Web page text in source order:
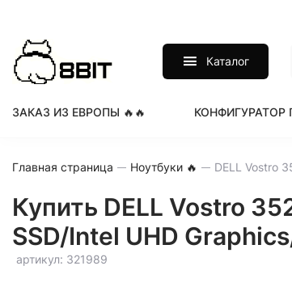
Каталог
ЗАКАЗ ИЗ ЕВРОПЫ 🔥🔥 КОНФИГУРАТОР
Главная страница Ноутбуки 🔥
Купить DELL Vostro
SSD/Intel UHD
артикул: 321989